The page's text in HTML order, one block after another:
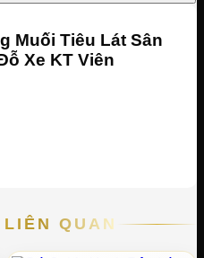
Muối Tiêu Lát Sân
Xe KT Viên
QUAN